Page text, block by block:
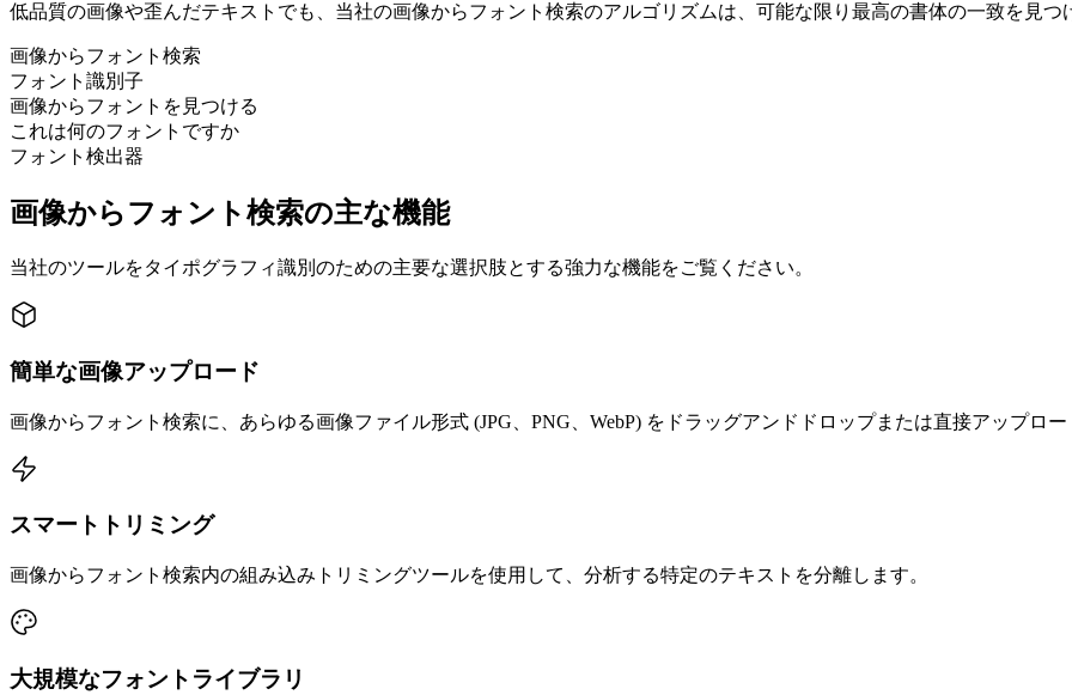
低品質の画像や歪んだテキストでも、当社の画像からフォント検索のアルゴリズムは、可能な限り最高の書体の一致を見つ
画像からフォント検索
フォント識別子
画像からフォントを見つける
これは何のフォントですか
フォント検出器
画像からフォント検索の主な機能
当社のツールをタイポグラフィ識別のための主要な選択肢とする強力な機能をご覧ください。
簡単な画像アップロード
画像からフォント検索に、あらゆる画像ファイル形式 (JPG、PNG、WebP) をドラッグアンドドロップまたは直接アップロー
スマートトリミング
画像からフォント検索内の組み込みトリミングツールを使用して、分析する特定のテキストを分離します。
大規模なフォントライブラリ